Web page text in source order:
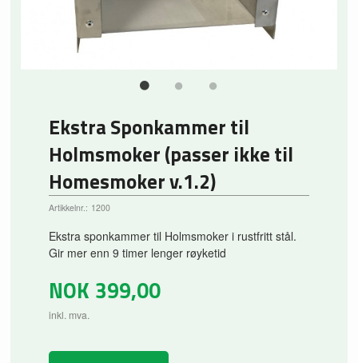
Ekstra Sponkammer til
Holmsmoker (passer ikke til
Homesmoker v.1.2)
Artikkelnr.: 1200
Ekstra sponkammer til Holmsmoker i rustfritt stål.
Gir mer enn 9 timer lenger røyketid
NOK 399,00
inkl. mva.